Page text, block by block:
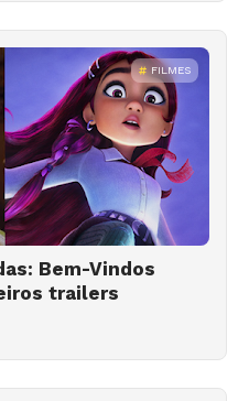
FILMES
Bem-Vindos
trailers